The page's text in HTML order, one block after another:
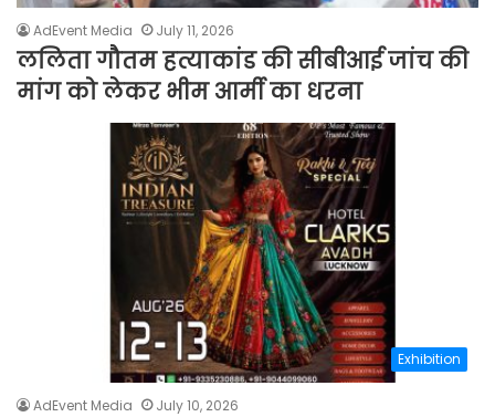
AdEvent Media July 11, 2026
ललिता गौतम हत्याकांड की सीबीआई जांच की
मांग को लेकर भीम आर्मी का धरना
Exhibition
AdEvent Media July 10, 2026